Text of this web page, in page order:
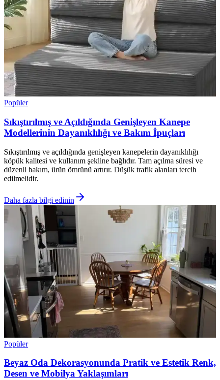
Popüler
Sıkıştırılmış ve Açıldığında Genişleyen Kanepe
Modellerinin Dayanıklılığı ve Bakım İpuçları
Sıkıştırılmış ve açıldığında genişleyen kanepelerin dayanıklılığı
köpük kalitesi ve kullanım şekline bağlıdır. Tam açılma süresi ve
düzenli bakım, ürün ömrünü artırır. Düşük trafik alanları tercih
edilmelidir.
Daha fazla bilgi edinin
Popüler
Beyaz Oda Dekorasyonunda Pratik ve Estetik Renk,
Desen ve Mobilya Yaklaşımları